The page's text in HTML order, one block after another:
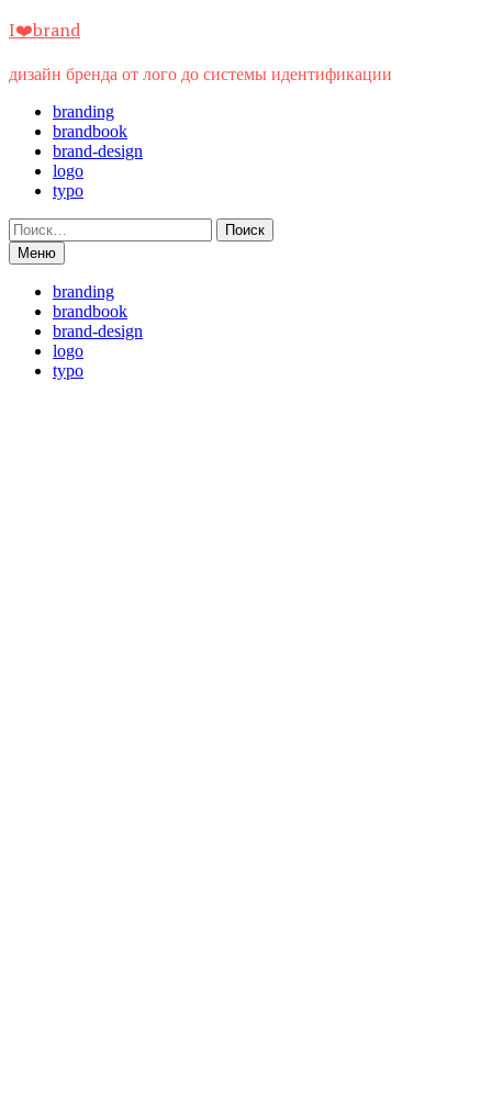
Перейти
содержимому
I❤️brand
дизайн бренда от лого до системы идентификации
branding
brandbook
brand-design
logo
typo
Найти:
Меню
branding
brandbook
brand-design
logo
typo